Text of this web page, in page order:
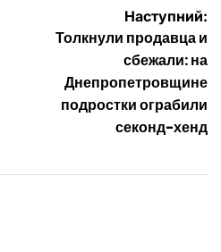
Наступний:
Толкнули продавца и
сбежали: на
Днепропетровщине
подростки ограбили
секонд-хенд